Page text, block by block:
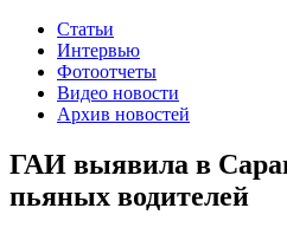
Статьи
Интервью
Фотоотчеты
Видео новости
Архив новостей
ГАИ выявила в
пьяных водителей